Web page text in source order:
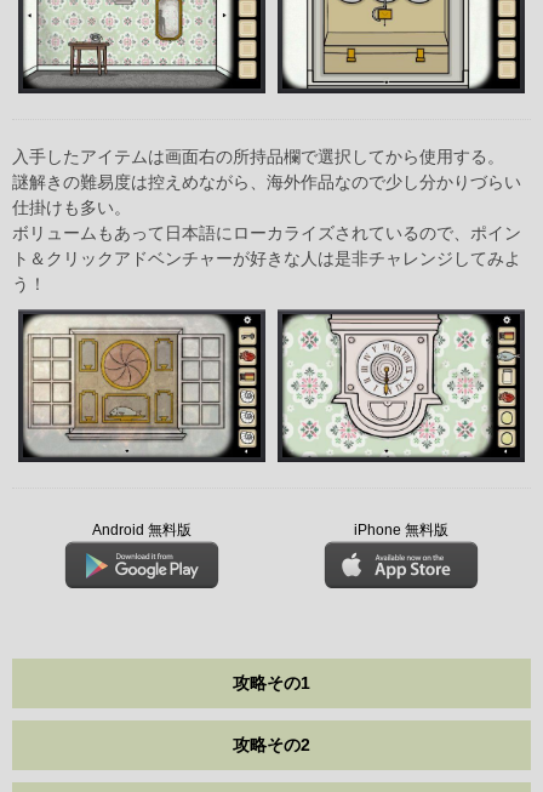
入手したアイテムは画面右の所持品欄で選択してから使用する。
謎解きの難易度は控えめながら、海外作品なので少し分かりづらい
仕掛けも多い。
ボリュームもあって日本語にローカライズされているので、ポイン
ト＆クリックアドベンチャーが好きな人は是非チャレンジしてみよ
う！
Android 無料版 iPhone 無料版
攻略その1
攻略その2